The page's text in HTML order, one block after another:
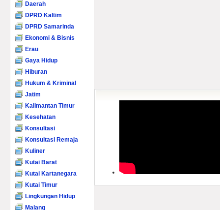
Daerah
DPRD Kaltim
DPRD Samarinda
Ekonomi & Bisnis
Erau
Gaya Hidup
Hiburan
Hukum & Kriminal
Jatim
Kalimantan Timur
Kesehatan
Konsultasi
Konsultasi Remaja
Kuliner
Kutai Barat
Kutai Kartanegara
Kutai Timur
Lingkungan Hidup
Malang